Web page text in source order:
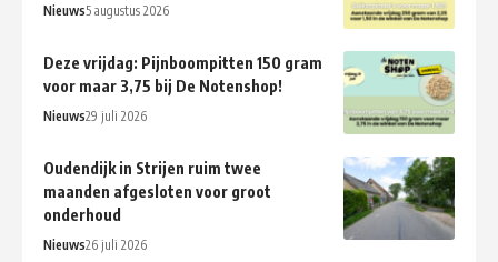
Nieuws5 augustus 2026
Deze vrijdag: Pijnboompitten 150 gram
voor maar 3,75 bij De Notenshop!
Nieuws29 juli 2026
Oudendijk in Strijen ruim twee
maanden afgesloten voor groot
onderhoud
Nieuws26 juli 2026